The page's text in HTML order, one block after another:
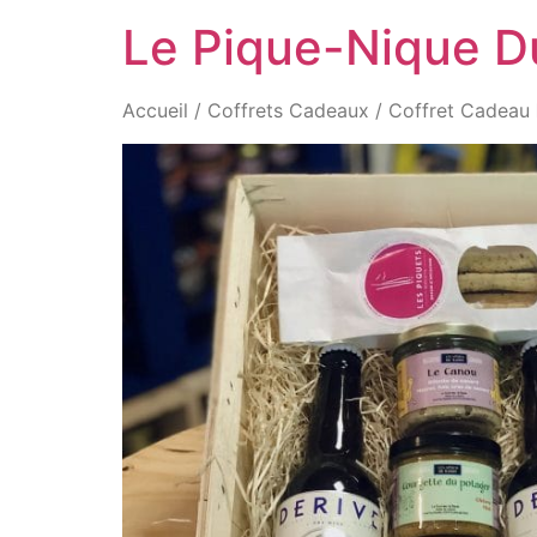
Le Pique-Nique
Accueil / Coffrets Cadeaux / Coffret Cadeau